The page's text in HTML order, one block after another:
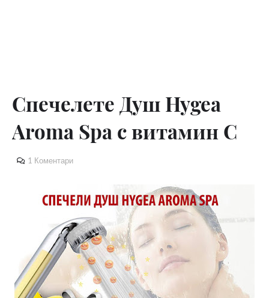
Спечелете Душ Hygea
Aroma Spa с витамин С
1 Коментари